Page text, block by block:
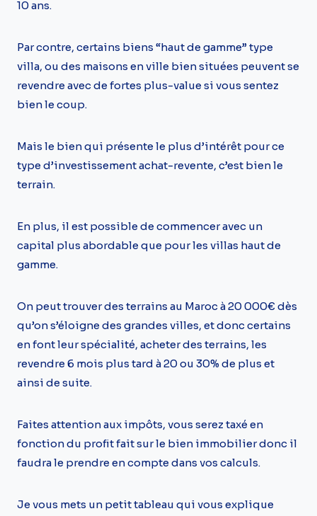
10 ans.
Par contre, certains biens “haut de gamme” type
villa, ou des maisons en ville bien situées peuvent se
revendre avec de fortes plus-value si vous sentez
bien le coup.
Mais le bien qui présente le plus d’intérêt pour ce
type d’investissement achat-revente, c’est bien le
terrain.
En plus, il est possible de commencer avec un
capital plus abordable que pour les villas haut de
gamme.
On peut trouver des terrains au Maroc à 20 000€ dès
qu’on s’éloigne des grandes villes, et donc certains
en font leur spécialité, acheter des terrains, les
revendre 6 mois plus tard à 20 ou 30% de plus et
ainsi de suite.
Faites attention aux impôts, vous serez taxé en
fonction du profit fait sur le bien immobilier donc il
faudra le prendre en compte dans vos calculs.
Je vous mets un petit tableau qui vous explique